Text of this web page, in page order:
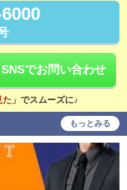
残業なし
週払い可
昇給あり
交通費支給
SNSでお問い合わせ
」 でスムーズに♪
もっとみる